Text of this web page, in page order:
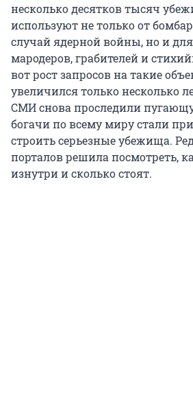
несколько десятков тысяч
используют не только от
случай ядерной войны, но и
мародеров, грабителей и
вот рост запросов на такие
увеличился только несколько
СМИ снова проследили
богачи по всему миру стали
строить серьезные убежища.
порталов решила посмотреть,
изнутри и сколько стоят.